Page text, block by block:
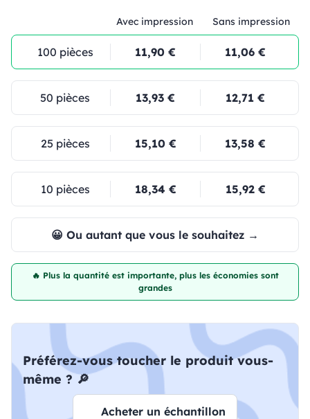
Avec impression Sans impression
100 pièces 11,90 € 11,06 €
50 pièces 13,93 € 12,71 €
25 pièces 15,10 € 13,58 €
10 pièces 18,34 € 15,92 €
😀 Ou autant que vous le souhaitez →
🔥 Plus la quantité est importante, plus les économies sont
grandes
Préférez-vous toucher le produit vous-
même ? 🔎
Acheter un échantillon